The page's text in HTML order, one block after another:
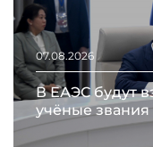
07.08.2026
В ЕАЭС будут
учёные звания